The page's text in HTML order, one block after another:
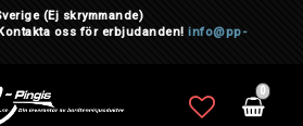
(Ej skrymmande)
oss för erbjudanden! info@pp-
0